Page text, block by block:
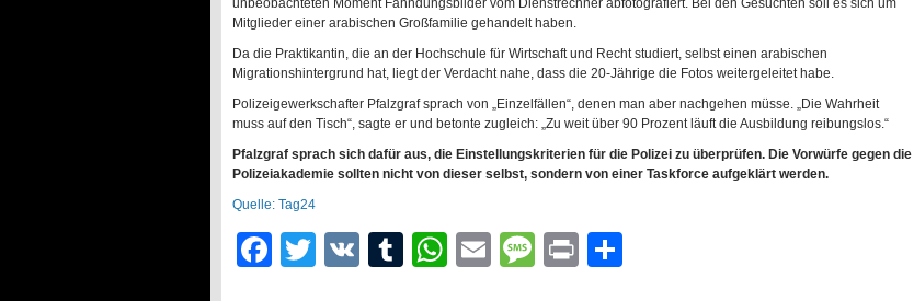
unbeobachteten Moment Fahndungsbilder vom Dienstrechner abfotografiert. Bei den Gesuchten soll es sich um
Mitglieder einer arabischen Großfamilie gehandelt haben.
Da die Praktikantin, die an der Hochschule für Wirtschaft und Recht studiert, selbst einen arabischen
Migrationshintergrund hat, liegt der Verdacht nahe, dass die 20-Jährige die Fotos weitergeleitet habe.
Polizeigewerkschafter Pfalzgraf sprach von „Einzelfällen“, denen man aber nachgehen müsse. „Die Wahrheit
muss auf den Tisch“, sagte er und betonte zugleich: „Zu weit über 90 Prozent läuft die Ausbildung reibungslos.“
Pfalzgraf sprach sich dafür aus, die Einstellungskriterien für die Polizei zu überprüfen. Die Vorwürfe gegen die
Polizeiakademie sollten nicht von dieser selbst, sondern von einer Taskforce aufgeklärt werden.
Quelle: Tag24
Facebook
Twitter
VK Tumblr
WhatsApp
EmailMessage
Print